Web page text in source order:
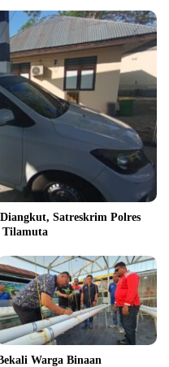
Satreskrim Polres
Tilamuta
Warga Binaan